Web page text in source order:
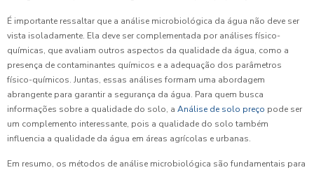
É importante ressaltar que a análise microbiológica da água não deve ser
vista isoladamente. Ela deve ser complementada por análises físico-
químicas, que avaliam outros aspectos da qualidade da água, como a
presença de contaminantes químicos e a adequação dos parâmetros
físico-químicos. Juntas, essas análises formam uma abordagem
abrangente para garantir a segurança da água. Para quem busca
informações sobre a qualidade do solo, a Análise de solo preço pode ser
um complemento interessante, pois a qualidade do solo também
influencia a qualidade da água em áreas agrícolas e urbanas.
Em resumo, os métodos de análise microbiológica são fundamentais para